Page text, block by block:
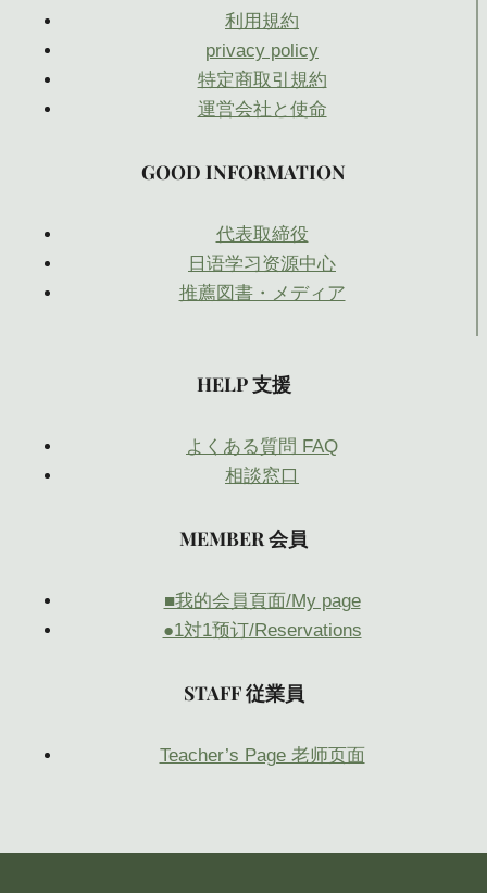
利用規約
privacy policy
特定商取引規約
運営会社と使命
GOOD INFORMATION
代表取締役
日语学习资源中心
推薦図書・メディア
HELP 支援
よくある質問 FAQ
相談窓口
MEMBER 会員
■我的会員頁面/My page
●1対1预订/Reservations
STAFF 従業員
Teacher’s Page 老师页面